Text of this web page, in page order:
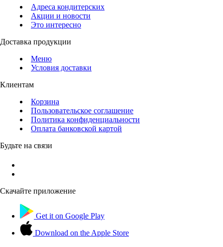
Адреса кондитерских
Акции и новости
Это интересно
Доставка продукции
Меню
Условия доставки
Клиентам
Корзина
Пользовательское соглашение
Политика конфиденциальности
Оплата банковской картой
Будьте на связи
Скачайте приложение
Get it on Google Play
Download on theApple Store